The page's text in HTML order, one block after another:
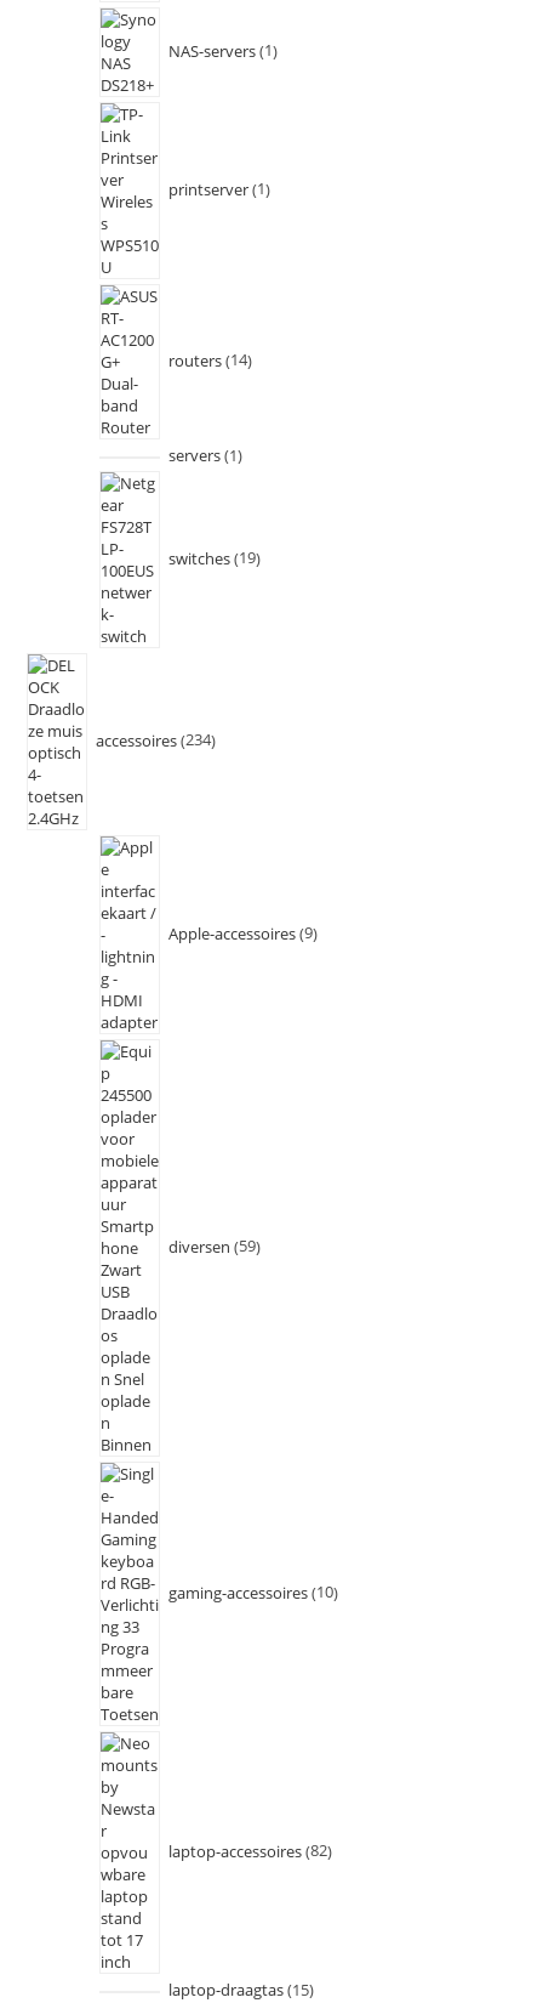
NAS-servers 1
printserver 1
routers 14
servers 1
switches 19
accessoires 234
Apple-accessoires 9
diversen 59
gaming-accessoires 10
laptop-accessoires 82
laptop-draagtas 15